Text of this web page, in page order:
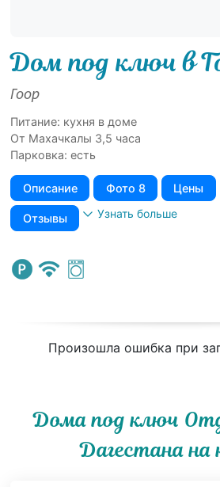
Дом под ключ в
Гоор
Питание: кухня в доме
От Махачкалы 3,5 часа
Парковка: есть
Описание Фото 8 Цены
Отзывы Узнать больше
Произошла ошибка при
Дома под ключ
Дагестана на